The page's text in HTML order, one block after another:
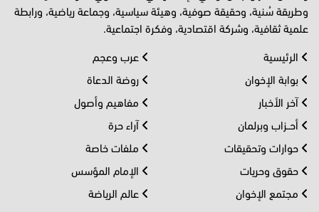
وطريقة سُنية، وحقيقة صوفية، وهيئة سياسية، وجماعة رياضية، ورابطة
علمية ثقافية، وشركة اقتصادية، وفكرة اجتماعية.
الرئيسية
بوابة الإخوان
آخر الأخبار
أحــزاب وبرلمان
حوارات وتحقيقات
حقوق وحريات
مجتمع الإخوان
عرب وعجم
روضة الدعاة
مفاهيم وأصول
آراء حرة
ملفات خاصة
الإمام المؤسس
عالم الرياضة